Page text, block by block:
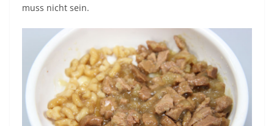
muss nicht sein.